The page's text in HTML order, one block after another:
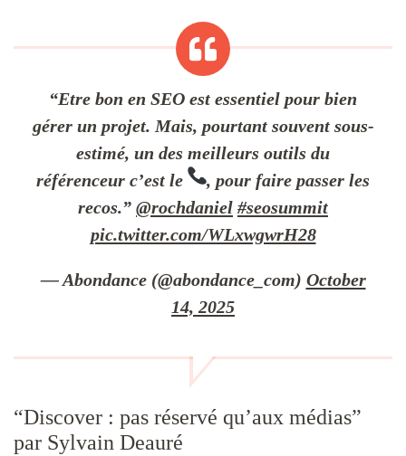
“Etre bon en SEO est essentiel pour bien
gérer un projet. Mais, pourtant souvent sous-
estimé, un des meilleurs outils du
référenceur c’est le
, pour faire passer les
recos.” @rochdaniel #seosummit
pic.twitter.com/WLxwgwrH28
— Abondance (@abondance_com) October
14, 2025
“Discover : pas réservé qu’aux médias”
par Sylvain Deauré